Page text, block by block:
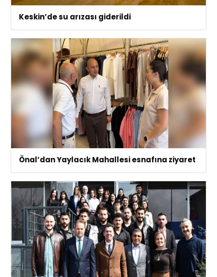
Keskin’de su arızası giderildi
Önal’dan Yaylacık Mahallesi esnafına ziyaret